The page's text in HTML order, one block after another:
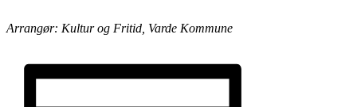
Arrangør: Kultur og Fritid, Varde Kommune